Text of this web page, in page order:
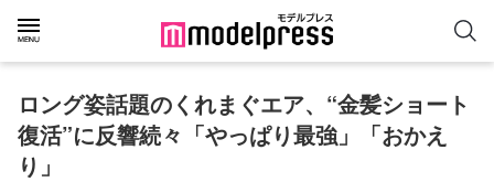
ロング姿話題のくれまぐエア、“金髪ショート
復活”に反響続々「やっぱり最強」「おかえ
り」